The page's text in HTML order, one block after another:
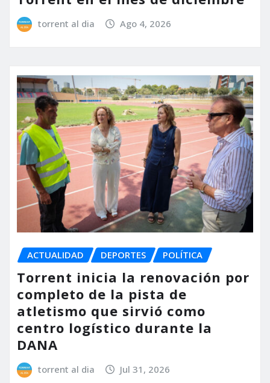
torrent al dia Ago 4, 2026
ACTUALIDAD DEPORTES POLÍTICA
Torrent inicia la renovación por
completo de la pista de
atletismo que sirvió como
centro logístico durante la
DANA
torrent al dia Jul 31, 2026